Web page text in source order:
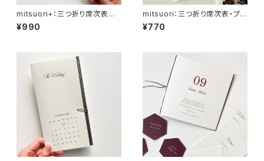
mitsuori+：三つ折り席次表＋
帯
¥990
mitsuori：三つ折り席次表・プ
ロフィールブック
¥770